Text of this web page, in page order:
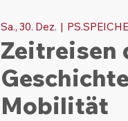
Sa., 30. Dez.
  |
Zeitreisen
Mobilität